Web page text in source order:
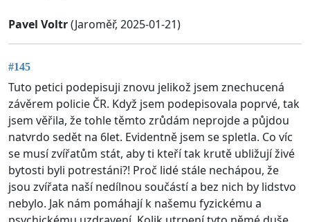
Pavel Voltr(Jaroměř, 2025-01-21)
#145
Tuto petici podepisuji znovu jelikož jsem znechucená
závěrem policie ČR. Když jsem podepisovala poprvé, tak
jsem věřila, že tohle těmto zrůdám neprojde a půjdou
natvrdo sedět na 6let. Evidentně jsem se spletla. Co víc
se musí zvířatům stát, aby ti kteří tak krutě ubližují živé
bytosti byli potrestáni?! Proč lidé stále nechápou, že
jsou zvířata naší nedílnou součástí a bez nich by lidstvo
nebylo. Jak nám pomáhají k našemu fyzickému a